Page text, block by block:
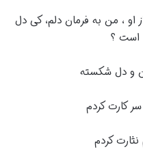
او ، من به فرمان دلم، کی دل
است ؟
کارت کردم
کردم